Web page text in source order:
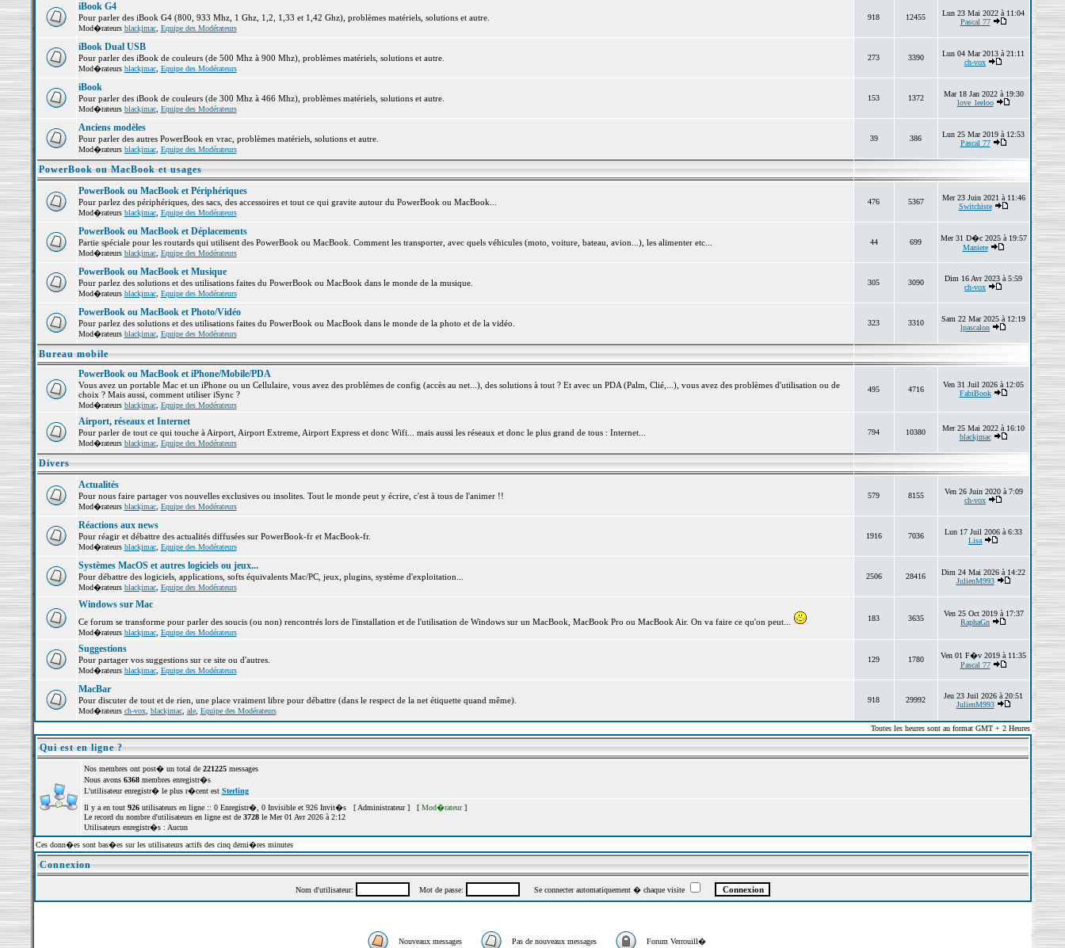
iBook G4
Pour parler des iBook G4 (800, 933 Mhz, 1 Ghz, 1,2, 1,33 et 1,42 Ghz), problèmes matériels, solutions et autre.
Mod�rateurs blackjmac, Equipe des Modérateurs
918 12455
Lun 23 Mai 2022 à 11:04
Pascal 77
iBook Dual USB
Pour parler des iBook de couleurs (de 500 Mhz à 900 Mhz), problèmes matériels, solutions et autre.
Mod�rateurs blackjmac, Equipe des Modérateurs
273 3390
Lun 04 Mar 2013 à 21:11
ch-vox
iBook
Pour parler des iBook de couleurs (de 300 Mhz à 466 Mhz), problèmes matériels, solutions et autre.
Mod�rateurs blackjmac, Equipe des Modérateurs
153 1372
Mar 18 Jan 2022 à 19:30
love_leeloo
Anciens modèles
Pour parler des autres PowerBook en vrac, problèmes matériels, solutions et autre.
Mod�rateurs blackjmac, Equipe des Modérateurs
39 386
Lun 25 Mar 2019 à 12:53
Pascal 77
PowerBook ou MacBook et usages
PowerBook ou MacBook et Périphériques
Pour parlez des périphériques, des sacs, des accessoires et tout ce qui gravite autour du PowerBook ou MacBook...
Mod�rateurs blackjmac, Equipe des Modérateurs
476 5367
Mer 23 Juin 2021 à 11:46
Switchiste
PowerBook ou MacBook et Déplacements
Partie spéciale pour les routards qui utilisent des PowerBook ou MacBook. Comment les transporter, avec quels véhicules (moto, voiture, bateau, avion...), les alimenter etc...
Mod�rateurs blackjmac, Equipe des Modérateurs
44 699
Mer 31 D�c 2025 à 19:57
Maniere
PowerBook ou MacBook et Musique
Pour parlez des solutions et des utilisations faites du PowerBook ou MacBook dans le monde de la musique.
Mod�rateurs blackjmac, Equipe des Modérateurs
305 3090
Dim 16 Avr 2023 à 5:59
ch-vox
PowerBook ou MacBook et Photo/Vidéo
Pour parlez des solutions et des utilisations faites du PowerBook ou MacBook dans le monde de la photo et de la vidéo.
Mod�rateurs blackjmac, Equipe des Modérateurs
323 3310
Sam 22 Mar 2025 à 12:19
lpascalon
Bureau mobile
PowerBook ou MacBook et iPhone/Mobile/PDA
Vous avez un portable Mac et un iPhone ou un Cellulaire, vous avez des problèmes de config (accès au net...), des solutions à tout ? Et avec un PDA (Palm, Clié,...), vous avez des problèmes d'utilisation ou de
choix ? Mais aussi, comment utiliser iSync ?
Mod�rateurs blackjmac, Equipe des Modérateurs
495 4716
Ven 31 Juil 2026 à 12:05
FabiBook
Airport, réseaux et Internet
Pour parler de tout ce qui touche à Airport, Airport Extreme, Airport Express et donc Wifi... mais aussi les réseaux et donc le plus grand de tous : Internet...
Mod�rateurs blackjmac, Equipe des Modérateurs
794 10380
Mer 25 Mai 2022 à 16:10
blackjmac
Divers
Actualités
Pour nous faire partager vos nouvelles exclusives ou insolites. Tout le monde peut y écrire, c'est à tous de l'animer !!
Mod�rateurs blackjmac, Equipe des Modérateurs
579 8155
Ven 26 Juin 2020 à 7:09
ch-vox
Réactions aux news
Pour réagir et débattre des actualités diffusées sur PowerBook-fr et MacBook-fr.
Mod�rateurs blackjmac, Equipe des Modérateurs
1916 7036
Lun 17 Juil 2006 à 6:33
Lisa
Systèmes MacOS et autres logiciels ou jeux...
Pour débattre des logiciels, applications, softs équivalents Mac/PC, jeux, plugins, système d'exploitation...
Mod�rateurs blackjmac, Equipe des Modérateurs
2506 28416
Dim 24 Mai 2026 à 14:22
JulienM993
Windows sur Mac
Ce forum se transforme pour parler des soucis (ou non) rencontrés lors de l'installation et de l'utilisation de Windows sur un MacBook, MacBook Pro ou MacBook Air. On va faire ce qu'on peut...
Mod�rateurs blackjmac, Equipe des Modérateurs
183 3635
Ven 25 Oct 2019 à 17:37
RaphaGn
Suggestions
Pour partager vos suggestions sur ce site ou d'autres.
Mod�rateurs blackjmac, Equipe des Modérateurs
129 1780
Ven 01 F�v 2019 à 11:35
Pascal 77
MacBar
Pour discuter de tout et de rien, une place vraiment libre pour débattre (dans le respect de la net étiquette quand même).
Mod�rateurs ch-vox, blackjmac, ale, Equipe des Modérateurs
918 29992
Jeu 23 Juil 2026 à 20:51
JulienM993
Toutes les heures sont au format GMT + 2 Heures
Qui est en ligne ?
Nos membres ont post� un total de 221225messages
Nous avons 6368membres enregistr�s
L'utilisateur enregistr� le plus r�cent est Sterling
Il y a en tout 926utilisateurs en ligne :: 0 Enregistr�, 0 Invisible et 926 Invit�s [ Administrateur] [ Mod�rateur]
Le record du nombre d'utilisateurs en ligne est de 3728le Mer 01 Avr 2026 à 2:12
Utilisateurs enregistr�s : Aucun
Ces donn�es sont bas�es sur les utilisateurs actifs des cinq derni�res minutes
Connexion
Nom d'utilisateur: Mot de passe: Se connecter automatiquement � chaque visite
Nouveaux messages Pas de nouveaux messages Forum Verrouill�